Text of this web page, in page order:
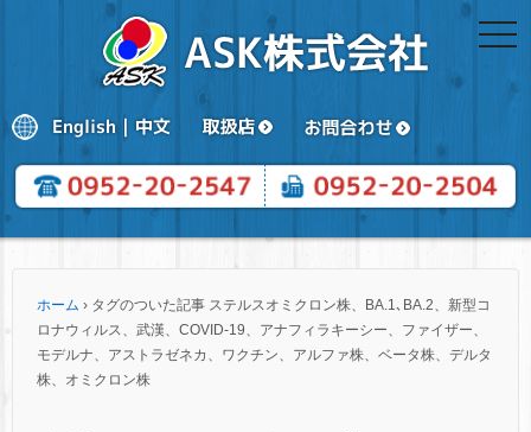
ホーム › タグのついた記事 ステルスオミクロン株、BA.1､BA.2、新型コ
ロナウィルス、武漢、COVID-19、アナフィラキーシー、ファイザー、
モデルナ、アストラゼネカ、ワクチン、アルファ株、ベータ株、デルタ
株、オミクロン株